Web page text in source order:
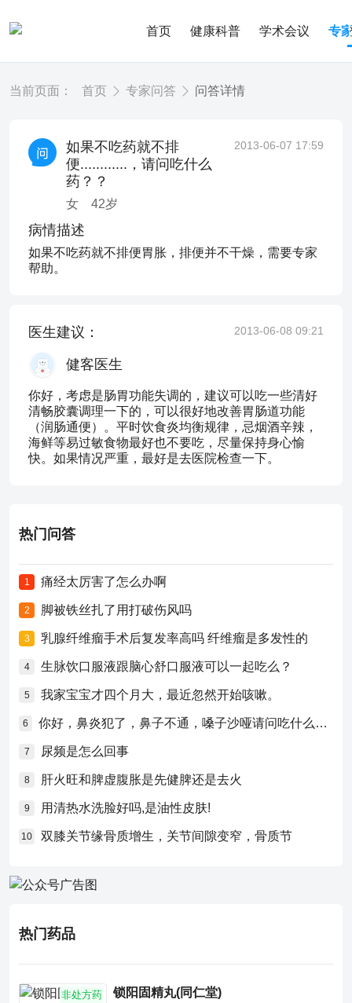
首页 健康科普 学术会议 专
当前页面： 首页 专家问答 问答详情
如果不吃药就不排
便............，请问吃什么
药？？
女 42岁
2013-06-07 17:59
病情描述
如果不吃药就不排便胃胀，排便并不干燥，需要专家
帮助。
医生建议： 2013-06-08 09:21
健客医生
你好，考虑是肠胃功能失调的，建议可以吃一些清好
清畅胶囊调理一下的，可以很好地改善胃肠道功能
（润肠通便）。平时饮食炎均衡规律，忌烟酒辛辣，
海鲜等易过敏食物最好也不要吃，尽量保持身心愉
快。如果情况严重，最好是去医院检查一下。
热门问答
1 痛经太厉害了怎么办啊
2 脚被铁丝扎了用打破伤风吗
3 乳腺纤维瘤手术后复发率高吗 纤维瘤是多发性的
4 生脉饮口服液跟脑心舒口服液可以一起吃么？
5 我家宝宝才四个月大，最近忽然开始咳嗽。
6 你好，鼻炎犯了，鼻子不通，嗓子沙哑请问吃什么药比较好？
7 尿频是怎么回事
8 肝火旺和脾虚腹胀是先健脾还是去火
9 用清热水洗脸好吗,是油性皮肤!
10 双膝关节缘骨质增生，关节间隙变窄，骨质节
热门药品
非处方药 锁阳固精丸(同仁堂)